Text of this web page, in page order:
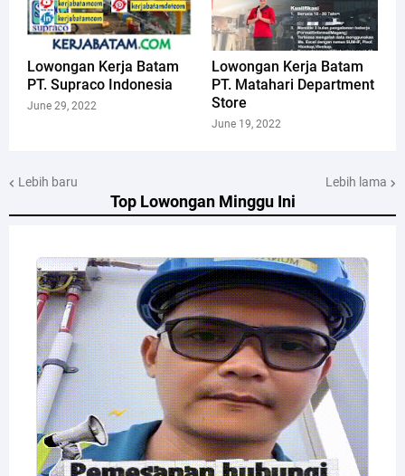
Top Lowongan Minggu Ini
Lowongan Kerja Batam
PT. Supraco Indonesia
June 29, 2022
Lowongan Kerja Batam
PT. Matahari Department
Store
June 19, 2022
Lebih baru Lebih lama